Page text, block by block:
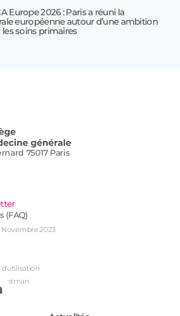
Europe 2026 : Paris a réuni la
européenne autour d’une ambition
soins primaires
75017 Paris
(FAQ)
Novembre 2023
d'utilisation